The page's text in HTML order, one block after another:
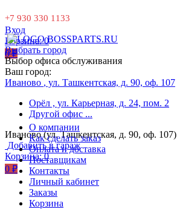
+7 930 330 1133
Вход
Корзина:0
0₽
Выбрать город
Выбор офиса обслуживания
Ваш город:
Иваново , ул. Ташкентская, д. 90, оф. 107
Орёл , ул. Карьерная, д. 24, пом. 2
Другой офис ...
Иваново (ул. Ташкентская, д. 90, оф. 107)
Добавить в гараж
Корзина:0
0 ₽
О компании
Как сделать заказ
Оплата и доставка
Поставщикам
Контакты
Личный кабинет
Заказы
Корзина